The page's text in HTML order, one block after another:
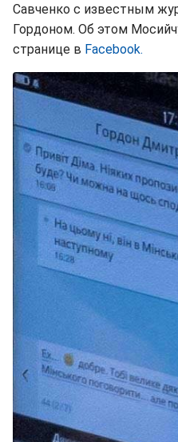
Савченко с известным
Гордоном. Об этом
странице в Facebook.